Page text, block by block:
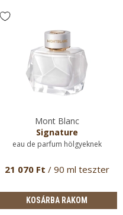
Mont Blanc
Signature
eau de parfum hölgyeknek
21 070 Ft / 90 ml teszter
KOSÁRBA RAKOM